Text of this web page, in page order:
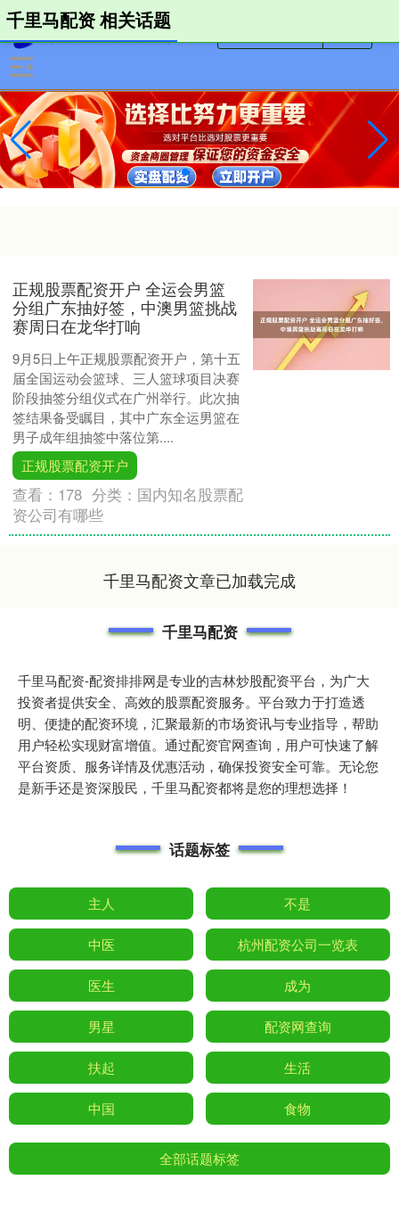
千里马配资 相关话题
正规股票配资开户 全运会男篮
分组广东抽好签，中澳男篮挑战
赛周日在龙华打响
9月5日上午正规股票配资开户，第十五
届全国运动会篮球、三人篮球项目决赛
阶段抽签分组仪式在广州举行。此次抽
签结果备受瞩目，其中广东全运男篮在
男子成年组抽签中落位第....
正规股票配资开户
查看： 178 分类： 国内知名股票配
资公司有哪些
千里马配资文章已加载完成
千里马配资
千里马配资-配资排排网是专业的吉林炒股配资平台，为广大
投资者提供安全、高效的股票配资服务。平台致力于打造透
明、便捷的配资环境，汇聚最新的市场资讯与专业指导，帮助
用户轻松实现财富增值。通过配资官网查询，用户可快速了解
平台资质、服务详情及优惠活动，确保投资安全可靠。无论您
是新手还是资深股民，千里马配资都将是您的理想选择！
话题标签
主人 不是
中医 杭州配资公司一览表
医生 成为
男星 配资网查询
扶起 生活
中国 食物
全部话题标签